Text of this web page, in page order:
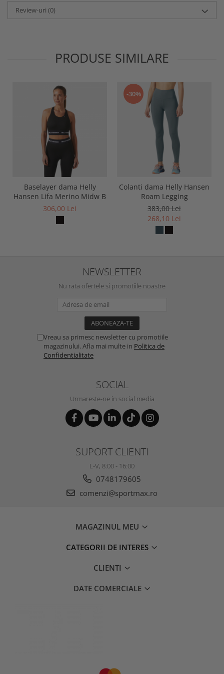
Review-uri (0)
PRODUSE SIMILARE
Baselayer dama Helly
Hansen Lifa Merino Midw B
306,00 Lei
-30%
Colanti dama Helly Hansen
Roam Legging
383,00 Lei
268,10 Lei
NEWSLETTER
Nu rata ofertele si promotiile noastre
Vreau sa primesc newsletter cu promotiile
magazinului. Afla mai multe in Politica de
Confidentialitate
SOCIAL
Urmareste-ne in social media
SUPORT CLIENTI
L-V, 8:00 - 16:00
0748179605
comenzi@sportmax.ro
MAGAZINUL MEU
CATEGORII DE INTERES
CLIENTI
DATE COMERCIALE